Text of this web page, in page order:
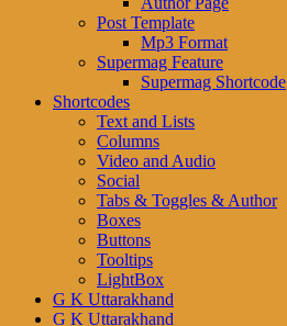
Post Template
Mp3 Format
Supermag Feature
Supermag Shortcode
Shortcodes
Text and Lists
Columns
Video and Audio
Social
Tabs & Toggles & Author
Boxes
Buttons
Tooltips
LightBox
G K Uttarakhand
G K Uttarakhand